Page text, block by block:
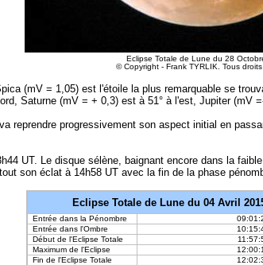
Eclipse Totale de Lune du 28
© Copyright - Frank TYRLIK. Tous droits
(mV = 1,05) est l'étoile la plus remarquable se
Saturne (mV = + 0,3) est à 51° à l'est, Jupiter (mV
reprendre progressivement son aspect initial en
UT. Le disque sélène, baignant encore dans la
son éclat à 14h58 UT avec la fin de la phase
Eclipse Totale de Lune du 04 Avril
Entrée dans la Pénombre
Entrée dans l'Ombre
Début de l'Eclipse Totale
Maximum de l'Eclipse
Fin de l'Eclipse Totale